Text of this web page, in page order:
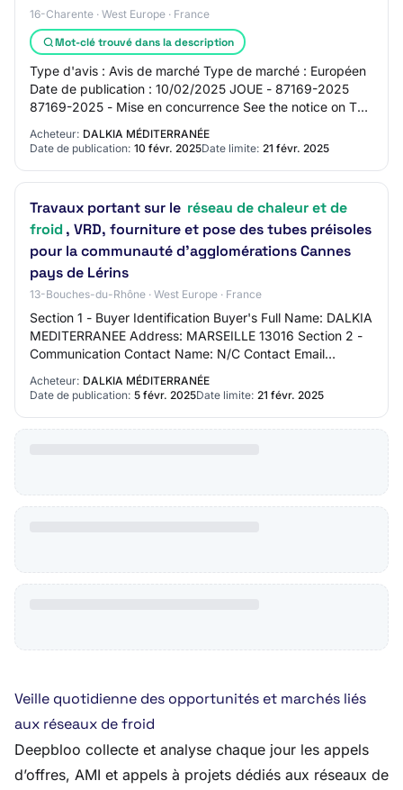
16-Charente · West Europe · France
Mot-clé trouvé dans la description
Type d'avis : Avis de marché Type de marché : Européen
Date de publication : 10/02/2025 JOUE - 87169-2025
87169-2025 - Mise en concurrence See the notice on TED
website 87169-2025 87169-2025 - Mise e…
Acheteur: DALKIA MÉDITERRANÉE
Date de publication: 10 févr. 2025Date limite: 21 févr. 2025
Travaux portant sur le réseau de chaleur et de
froid , VRD, fourniture et pose des tubes préisoles
pour la communauté d'agglomérations Cannes
pays de Lérins
13-Bouches-du-Rhône · West Europe · France
Section 1 - Buyer Identification Buyer's Full Name: DALKIA
MEDITERRANEE Address: MARSEILLE 13016 Section 2 -
Communication Contact Name: N/C Contact Email
Address: hboubaker@epsa.com Contact Phone Nu…
Acheteur: DALKIA MÉDITERRANÉE
Date de publication: 5 févr. 2025Date limite: 21 févr. 2025
Veille quotidienne des opportunités et marchés liés
aux réseaux de froid
Deepbloo collecte et analyse chaque jour les appels
d’offres, AMI et appels à projets dédiés aux réseaux de